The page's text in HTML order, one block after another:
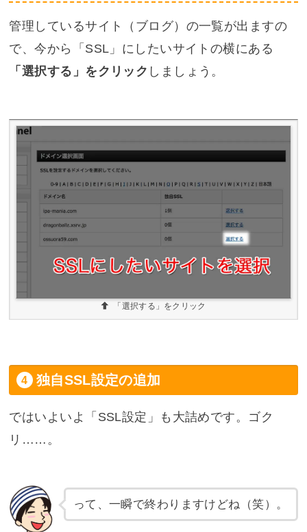
管理しているサイト（ブログ）の一覧が出ますの
で、今から「SSL」にしたいサイトの横にある
「選択する」をクリック しましょう。
「選択する」をクリック
独自SSL設定の追加
ではいよいよ「SSL設定」も大詰めです。ゴク
リ……。
って、一瞬で終わりますけどね（笑）。